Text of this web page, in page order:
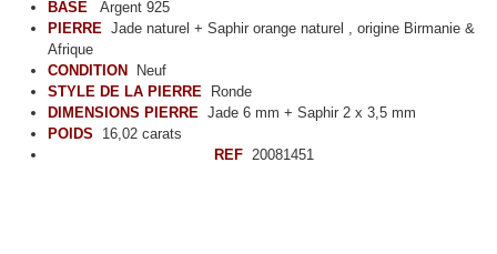
BASE Argent 925
PIERRE Jade naturel + Saphir orange naturel , origine Birmanie &
Afrique
CONDITION Neuf
STYLE DE LA PIERRE Ronde
DIMENSIONS PIERRE Jade 6 mm + Saphir 2 x 3,5 mm
POIDS 16,02 carats
REF 20081451